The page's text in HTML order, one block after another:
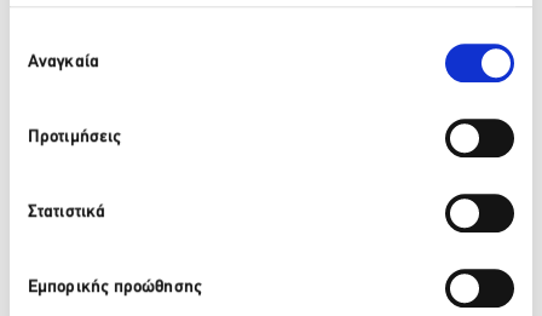
των Cookies μας.
συγκατάθεσης
Αναγκαία
Προτιμήσεις
Στατιστικά
Εμπορικής προώθησης